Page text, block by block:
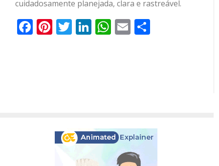
cuidadosamente planejada, clara e rastreável.
Facebook
Pinterest
Twitter
LinkedIn
WhatsApp
Email